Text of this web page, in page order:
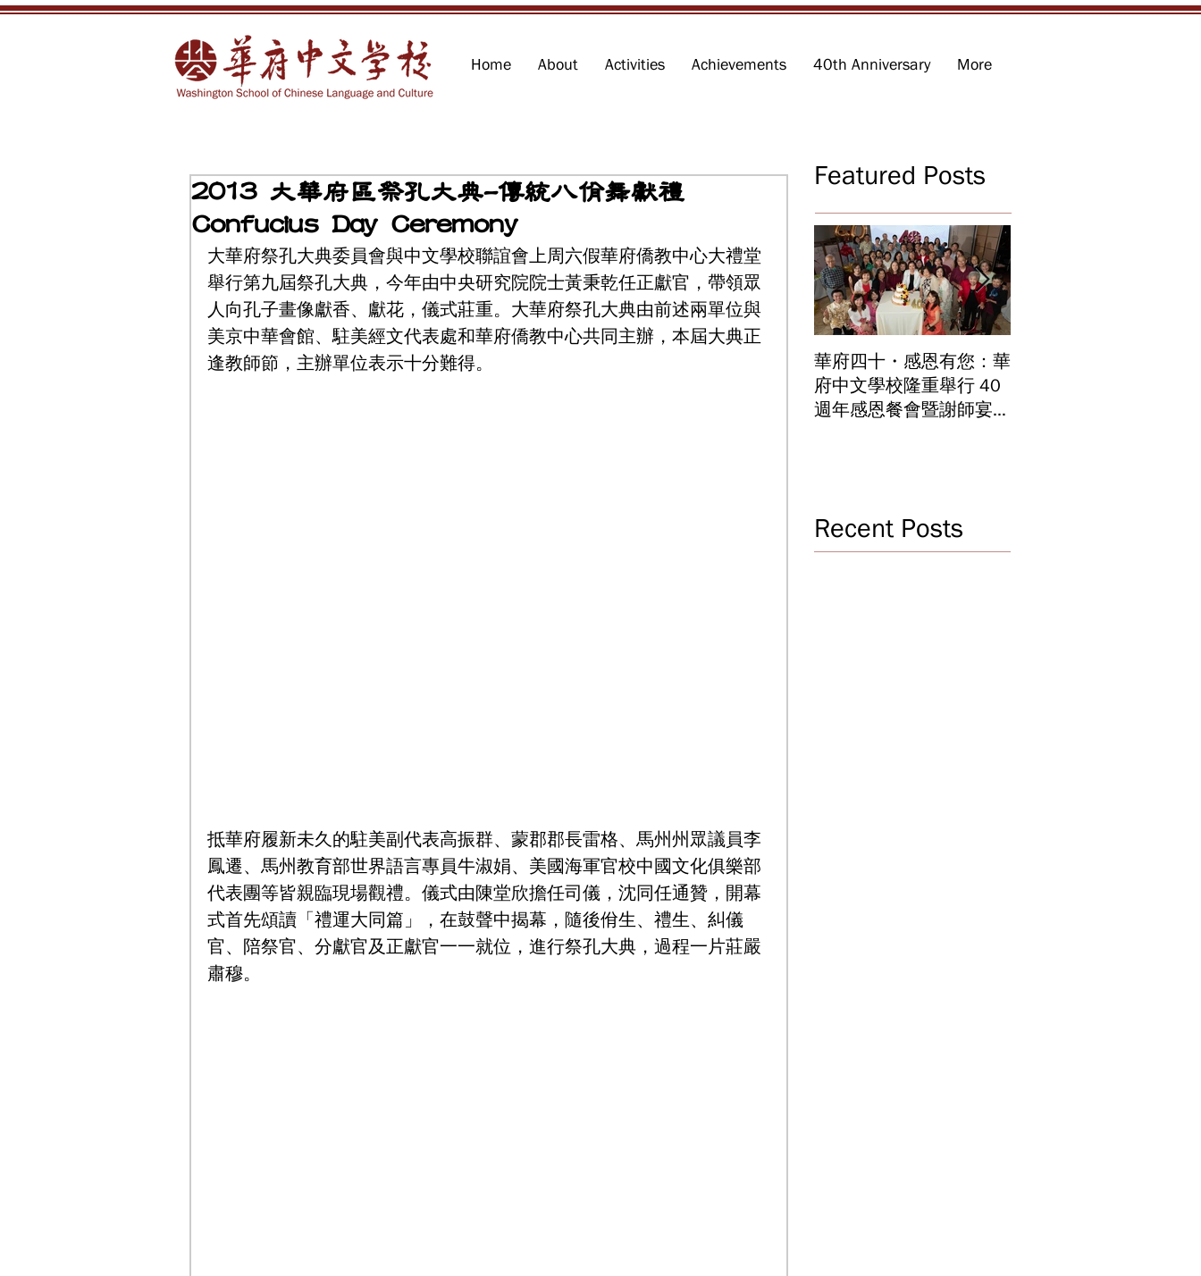
Home About Activities Achievements 40th Anniversary More
2013 大華府區祭孔大典-傳統八佾舞獻禮
Confucius Day Ceremony
大華府祭孔大典委員會與中文學校聯誼會上周六假華府僑教中心大禮堂
舉行第九屆祭孔大典，今年由中央研究院院士黃秉乾任正獻官，帶領眾
人向孔子畫像獻香、獻花，儀式莊重。大華府祭孔大典由前述兩單位與
美京中華會館、駐美經文代表處和華府僑教中心共同主辦，本屆大典正
逢教師節，主辦單位表示十分難得。
抵華府履新未久的駐美副代表高振群、蒙郡郡長雷格、馬州州眾議員李
鳳遷、馬州教育部世界語言專員牛淑娟、美國海軍官校中國文化俱樂部
代表團等皆親臨現場觀禮。儀式由陳堂欣擔任司儀，沈同任通贊，開幕
式首先頌讀「禮運大同篇」，在鼓聲中揭幕，隨後佾生、禮生、糾儀
官、陪祭官、分獻官及正獻官一一就位，進行祭孔大典，過程一片莊嚴
肅穆。
Featured Posts
華府四十・感恩有您：華
府中文學校隆重舉行 40
週年感恩餐會暨謝師宴
Recent Posts